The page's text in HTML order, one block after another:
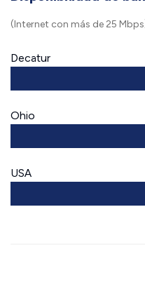
(Internet con más de 25
Decatur
Ohio
USA